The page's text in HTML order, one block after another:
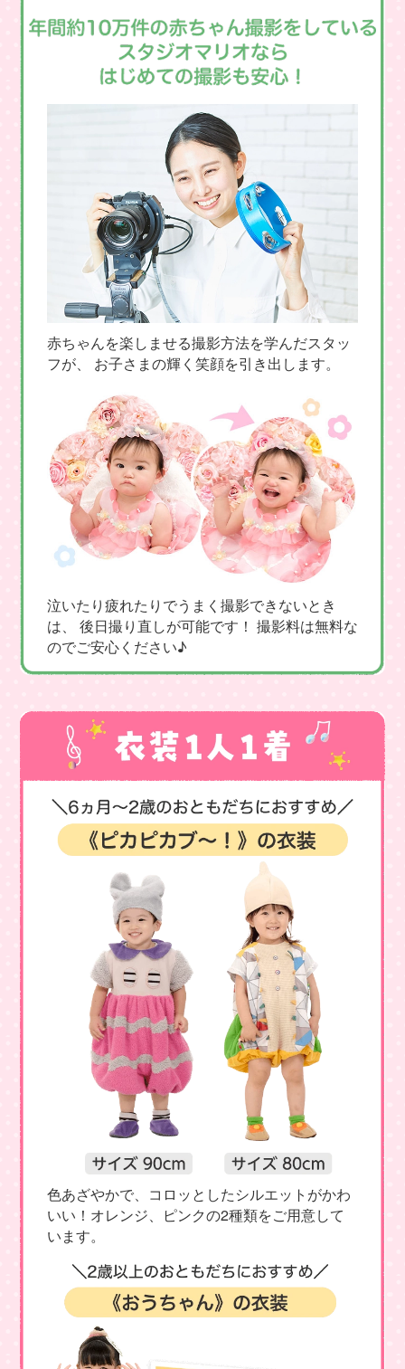
赤ちゃんを楽しませる撮影方法を学んだスタッ
フが、 お子さまの輝く笑顔を引き出します。
泣いたり疲れたりでうまく撮影できないとき
は、 後日撮り直しが可能です！ 撮影料は無料な
のでご安心ください♪
色あざやかで、コロッとしたシルエットがかわ
いい！オレンジ、ピンクの2種類をご用意して
います。